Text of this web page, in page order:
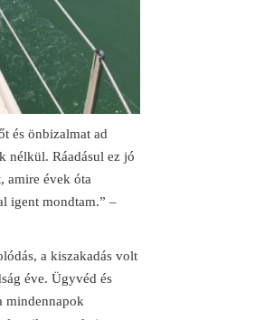
és önbizalmat ad
nélkül. Ráadásul ez jó
amire évek óta
igent mondtam.” –
a kiszakadás volt
éve. Ügyvéd és
mindennapok